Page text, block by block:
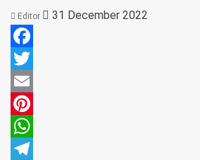
Editor 31 December 2022
Facebook
Twitter
Email
Pinterest
WhatsApp